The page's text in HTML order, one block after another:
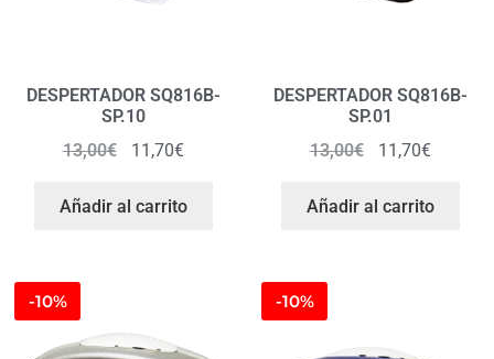
DESPERTADOR SQ816B-
SP.10
13,00€ 11,70€
Añadir al carrito
DESPERTADOR SQ816B-
SP.01
13,00€ 11,70€
Añadir al carrito
-10% -10%